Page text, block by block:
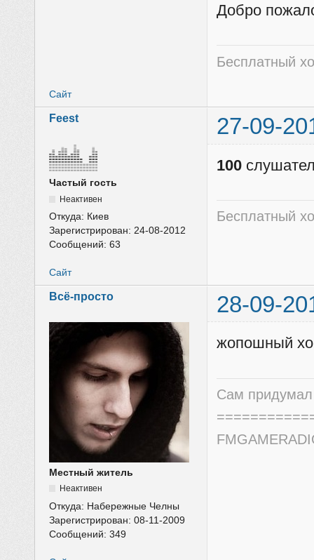
Добро
Бесплатный
Сайт
Feest 27-09-
Частый гость
Неактивен
Откуда: Киев
Зарегистрирован: 24-08-2012
Сообщений:63
100
Бесплатный
Сайт
Всё-просто 28-09-
Местный житель
Неактивен
Откуда: Набережные Челны
Зарегистрирован:08-11-2009
Сообщений:349
жопошный
Сам придумал